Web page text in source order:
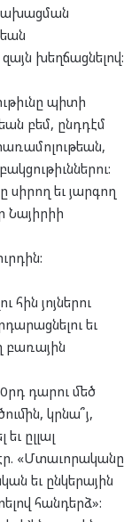
խեղճացնելով:
պիտի
բեմ, ընդդէմ
սիրող եւ յարգող
Նայիրիի
յոյներու
եւ
բառային
դարու մեծ
կրնա՞յ,
ըլլալ
«Մտաւորականը
եւ ընկերային
հանդերձ»: